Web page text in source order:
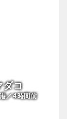
ダコ
／4時間前